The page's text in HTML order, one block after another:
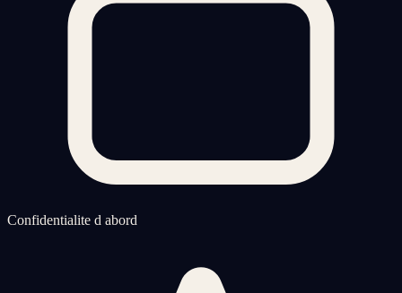
Confidentialite d abord